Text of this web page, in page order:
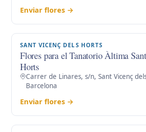
Enviar flores →
SANT VICENÇ DELS HORTS
Flores para el Tanatorio Àltima
Horts
Carrer de Linares, s/n, Sant Vicenç
Barcelona
Enviar flores →